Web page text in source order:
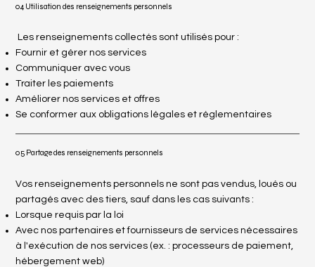
04 Utilisation des renseignements personnels
Les renseignements collectés sont utilisés pour :
Fournir et gérer nos services
Communiquer avec vous
Traiter les paiements
Améliorer nos services et offres
Se conformer aux obligations légales et réglementaires
05 Partage des renseignements personnels
Vos renseignements personnels ne sont pas vendus, loués ou
partagés avec des tiers, sauf dans les cas suivants :
Lorsque requis par la loi
Avec nos partenaires et fournisseurs de services nécessaires
à l'exécution de nos services (ex. : processeurs de paiement,
hébergement web)